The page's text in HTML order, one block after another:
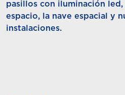
pasillos con iluminación
espacio, la nave espacial y
instalaciones.